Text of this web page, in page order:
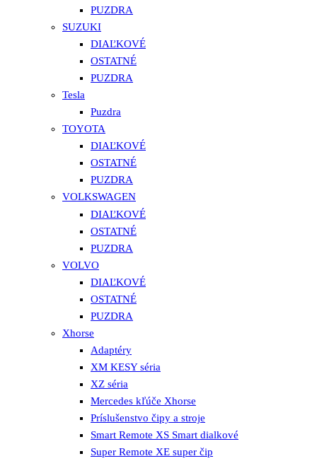
PUZDRA
SUZUKI
DIAĽKOVÉ
OSTATNÉ
PUZDRA
Tesla
Puzdra
TOYOTA
DIAĽKOVÉ
OSTATNÉ
PUZDRA
VOLKSWAGEN
DIAĽKOVÉ
OSTATNÉ
PUZDRA
VOLVO
DIAĽKOVÉ
OSTATNÉ
PUZDRA
Xhorse
Adaptéry
XM KESY séria
XZ séria
Mercedes kľúče Xhorse
Príslušenstvo čipy a stroje
Smart Remote XS Smart dialkové
Super Remote XE super čip